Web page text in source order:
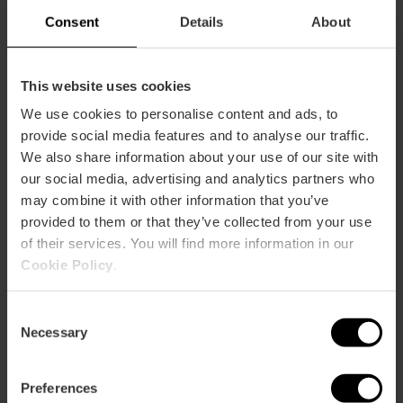
Consent Details About
This website uses cookies
We use cookies to personalise content and ads, to
provide social media features and to analyse our traffic.
We also share information about your use of our site with
our social media, advertising and analytics partners who
may combine it with other information that you’ve
provided to them or that they’ve collected from your use
of their services. You will find more information in our
Cookie Policy
Selection
Necessary
Preferences
Metro
L3,L5,L7,L9
6, 9, 11, 16, 26, 94, 95
Calle Muñoz Seca, 1 46010 València